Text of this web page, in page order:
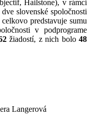
Hailstone), v rámci
slovenské spoločnosti
predstavuje sumu
v podprograme
žiadostí, z nich bolo48
Langerová